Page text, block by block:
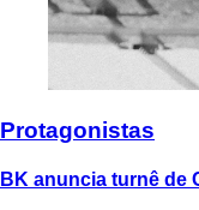
Protagonistas
BK anuncia turnê de